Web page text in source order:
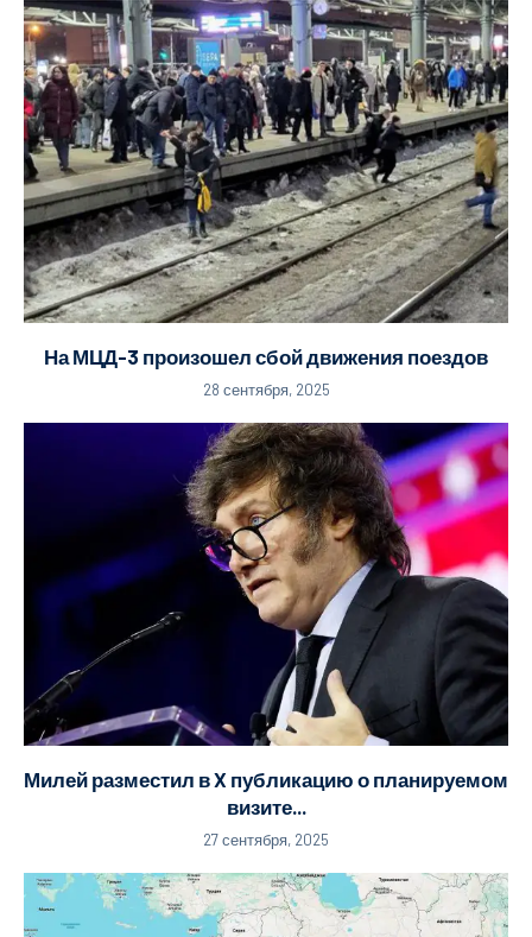
На МЦД-3 произошел сбой движения поездов
28 сентября, 2025
Милей разместил в X публикацию о планируемом
визите...
27 сентября, 2025